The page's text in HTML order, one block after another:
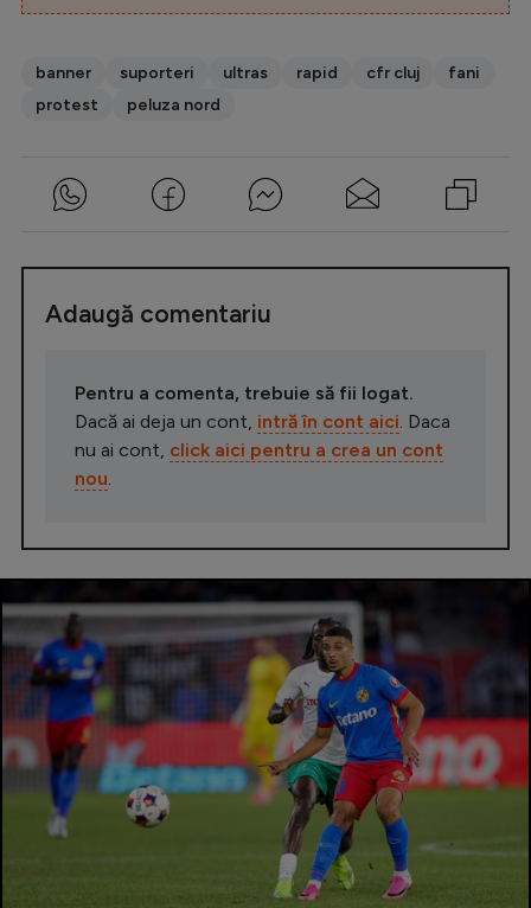
banner suporteri ultras rapid cfr cluj
fani
protest
peluza nord
Adaugă comentariu
Pentru a comenta, trebuie să fii logat.
Dacă ai deja un cont, intră în cont aici . Daca
nu ai cont, click aici pentru a crea un cont
nou